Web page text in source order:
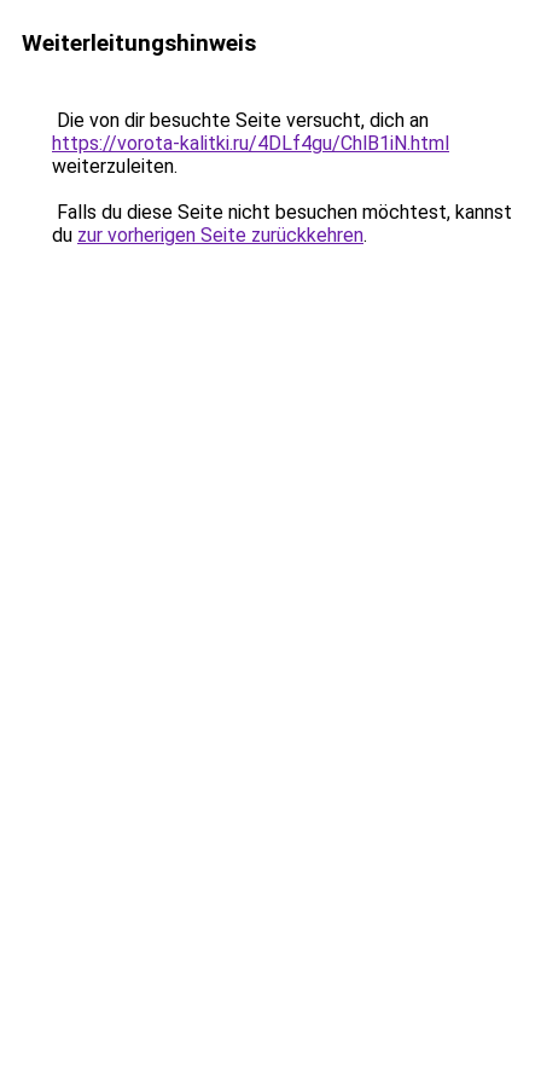
Weiterleitungshinweis
Die von dir besuchte Seite versucht, dich an
https://vorota-kalitki.ru/4DLf4gu/ChlB1iN.html
weiterzuleiten.
Falls du diese Seite nicht besuchen möchtest, kannst
du zur vorherigen Seite zurückkehren.